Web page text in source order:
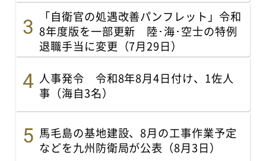
「自衛官の処遇改善パンフレット」令和
8年度版を一部更新 陸･海･空士の特例
退職手当に変更（7月29日）
人事発令 令和8年8月4日付け、1佐人
事（海自3名）
馬毛島の基地建設、8月の工事作業予定
などを九州防衛局が公表（8月3日）